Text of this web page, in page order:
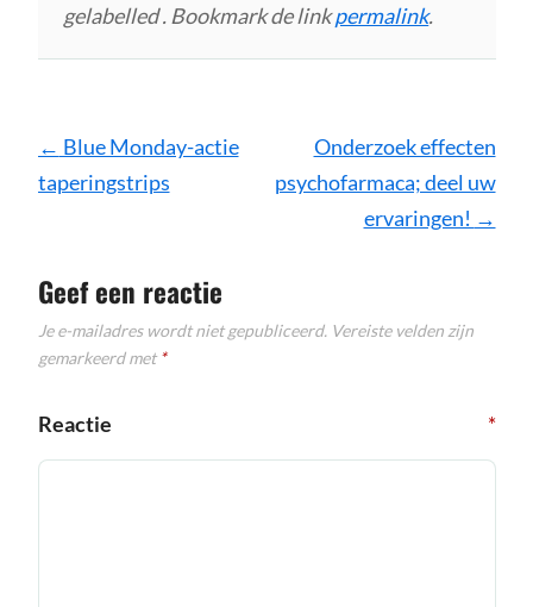
gelabelled . Bookmark de linkpermalink.
Bericht
navigatie
← Blue Monday-actie
taperingstrips
Onderzoek effecten
psychofarmaca; deel uw
ervaringen! →
Geef een reactie
Je e-mailadres wordt niet gepubliceerd. Vereiste velden zijn
gemarkeerd met*
Reactie *